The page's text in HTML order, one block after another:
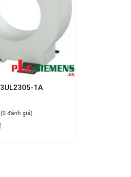
1A
(0 đánh giá)